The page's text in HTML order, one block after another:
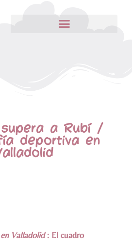
herramientas
a Rubí /
deportiva en
Valladolid: El cuadro